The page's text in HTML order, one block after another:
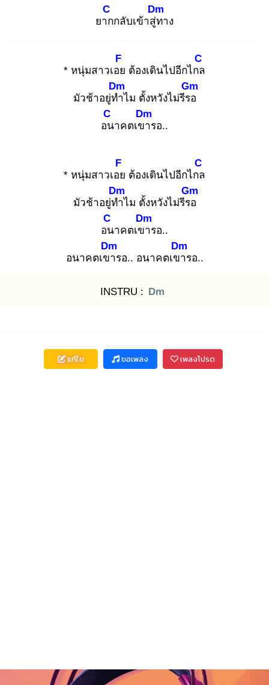
ยาก
C
กลับเข้าสู่ท
Dm
าง
* หนุ่มสาวเอย
F
ต้องเดินไปอีกไกล
C
มัวช้าอยู่ทำ
Dm
ไม ตั้งหวังไม่รีรอ
Gm
อน
C
าคตเขา
Dm
รอ..
* หนุ่มสาวเอย
F
ต้องเดินไปอีกไกล
C
มัวช้าอยู่ทำ
Dm
ไม ตั้งหวังไม่รีรอ
Gm
อน
C
าคตเขา
Dm
รอ..
อนาคตเขา
Dm
รอ.. อนาคตเขา
Dm
รอ..
INSTRU : Dm
แก้ไข ขอเพลง เพลงโปรด